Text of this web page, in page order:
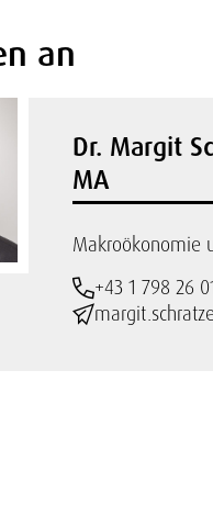
an
Dr. Margit
MA
Makroökonomie
+43 1 798 26